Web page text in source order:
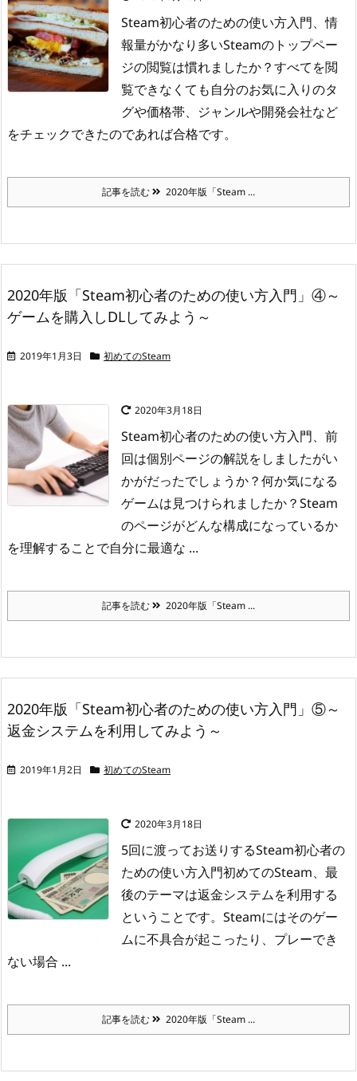
Steam初心者のための使い方入門、情
報量がかなり多いSteamのトップペー
ジの閲覧は慣れましたか？すべてを閲
覧できなくても自分のお気に入りのタ
グや価格帯、ジャンルや開発会社など
をチェックできたのであれば合格です。
記事を読む 2020年版「Steam ...
2020年版「Steam初心者のための使い方入門」④～
ゲームを購入しDLしてみよう～
2019年1月3日 初めてのSteam
2020年3月18日
Steam初心者のための使い方入門、前
回は個別ページの解説をしましたがい
かがだったでしょうか？何か気になる
ゲームは見つけられましたか？Steam
のページがどんな構成になっているか
を理解することで自分に最適な ...
記事を読む 2020年版「Steam ...
2020年版「Steam初心者のための使い方入門」⑤～
返金システムを利用してみよう～
2019年1月2日 初めてのSteam
2020年3月18日
5回に渡ってお送りするSteam初心者の
ための使い方入門初めてのSteam、最
後のテーマは返金システムを利用する
ということです。 Steamにはそのゲー
ムに不具合が起こったり、プレーでき
ない場合 ...
記事を読む 2020年版「Steam ...